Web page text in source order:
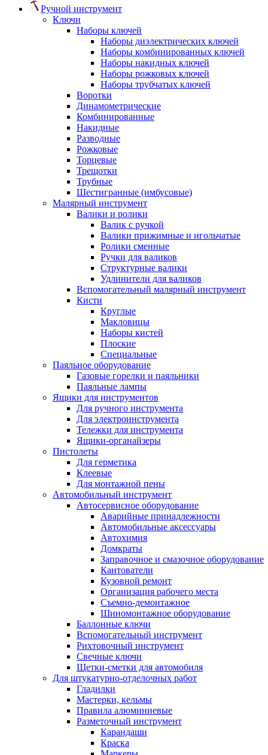
Ручной инструмент
Ключи
Наборы ключей
Наборы диэлектрических ключей
Наборы комбинированных ключей
Наборы накидных ключей
Наборы рожковых ключей
Наборы трубчатых ключей
Воротки
Динамометрические
Комбинированные
Накидные
Разводные
Рожковые
Торцевые
Трещотки
Трубные
Шестигранные (имбусовые)
Малярный инструмент
Валики и ролики
Валик с ручкой
Валики прижимные и игольчатые
Ролики сменные
Ручки для валиков
Структурные валики
Удлинители для валиков
Вспомогательный малярный инструмент
Кисти
Круглые
Макловицы
Наборы кистей
Плоские
Специальные
Паяльное оборудование
Газовые горелки и паяльники
Паяльные лампы
Ящики для инструментов
Для ручного инструмента
Для электроинструмента
Тележки для инструмента
Ящики-органайзеры
Пистолеты
Для герметика
Клеевые
Для монтажной пены
Автомобильный инструмент
Автосервисное оборудование
Аварийные принадлежности
Автомобильные аксессуары
Автохимия
Домкраты
Заправочное и смазочное оборудование
Кантователи
Кузовной ремонт
Организация рабочего места
Съемно-демонтажное
Шиномонтажное оборудование
Баллонные ключи
Вспомогательный инструмент
Рихтовочный инструмент
Свечные ключи
Щетки-сметки для автомобиля
Для штукатурно-отделочных работ
Гладилки
Мастерки, кельмы
Правила алюминиевые
Разметочный инструмент
Карандаши
Краска